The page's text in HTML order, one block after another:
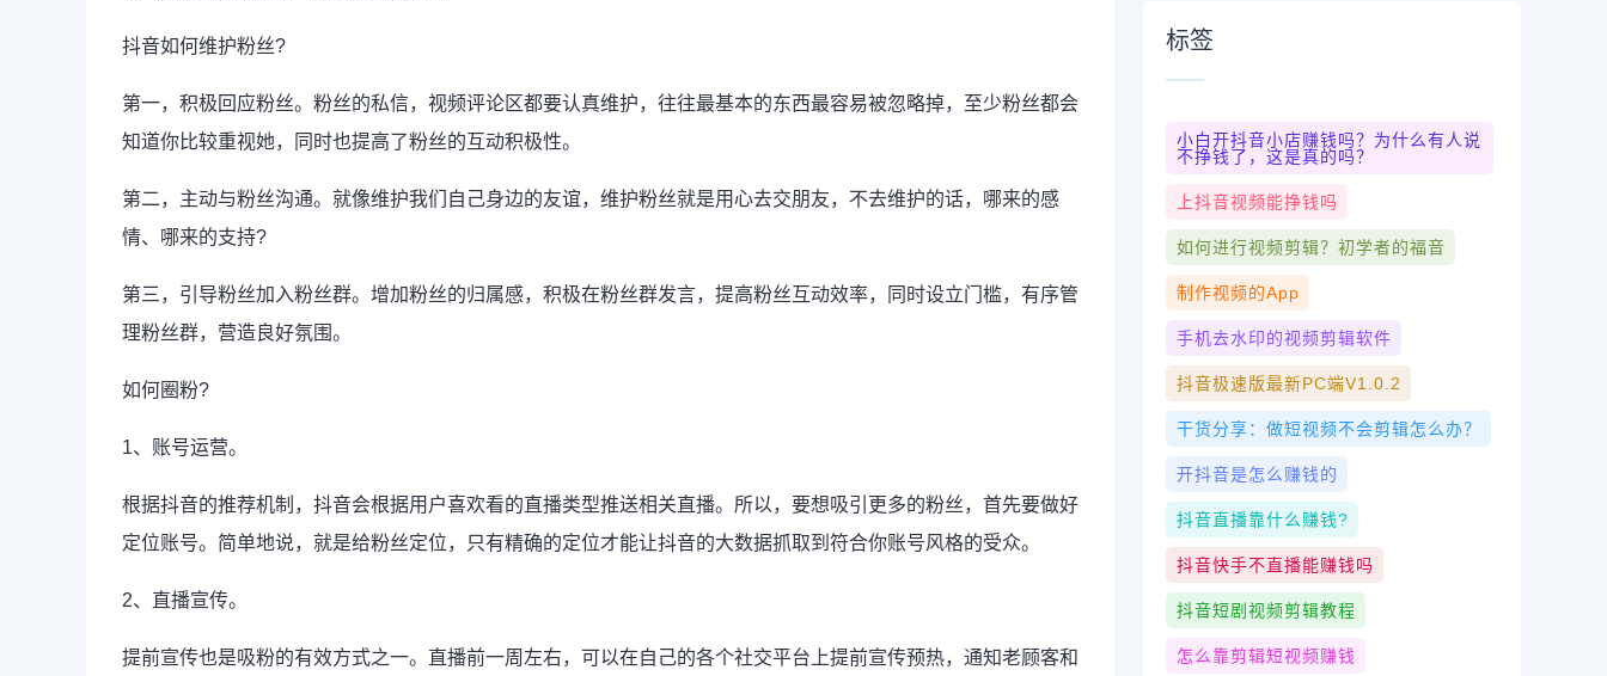
抖音如何维护粉丝?
第一，积极回应粉丝。粉丝的私信，视频评论区都要认真维护，往往最基本的东西最容易被忽略掉，至少粉丝都会
知道你比较重视她，同时也提高了粉丝的互动积极性。
第二，主动与粉丝沟通。就像维护我们自己身边的友谊，维护粉丝就是用心去交朋友，不去维护的话，哪来的感
情、哪来的支持?
第三，引导粉丝加入粉丝群。增加粉丝的归属感，积极在粉丝群发言，提高粉丝互动效率，同时设立门槛，有序管
理粉丝群，营造良好氛围。
如何圈粉?
1、账号运营。
根据抖音的推荐机制，抖音会根据用户喜欢看的直播类型推送相关直播。所以，要想吸引更多的粉丝，首先要做好
定位账号。简单地说，就是给粉丝定位，只有精确的定位才能让抖音的大数据抓取到符合你账号风格的受众。
2、直播宣传。
提前宣传也是吸粉的有效方式之一。直播前一周左右，可以在自己的各个社交平台上提前宣传预热，通知老顾客和
标签
小白开抖音小店赚钱吗？为什么有人说
不挣钱了，这是真的吗？
上抖音视频能挣钱吗
如何进行视频剪辑？初学者的福音
制作视频的app
手机去水印的视频剪辑软件
抖音极速版最新PC端v1.0.2
干货分享：做短视频不会剪辑怎么办？
开抖音是怎么赚钱的
抖音直播靠什么赚钱?
抖音快手不直播能赚钱吗
抖音短剧视频剪辑教程
怎么靠剪辑短视频赚钱